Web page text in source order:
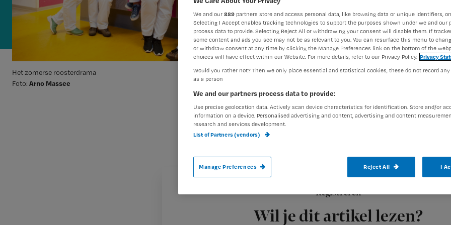
Het zomerse roosterdrama
Foto: Arno Massee
Auteur:Redactie Nursing8 juli 2010
Registreren
Wil je dit artikel lezen?
Hebben werknemers met kinderen bij de
werknemers zonder kroost? Mogen
om het personeelstekort te beperken?
verpleegkundigen zijn dit jaarlijks
We and our 889 partners store and access personal data, like browsing data or unique identifiers,
Selecting I Accept enables tracking technologies to support the purposes shown under we and our
process data to provide. Selecting Reject All or withdrawing your consent will disable them. If
some content and ads you see may not be as relevant to you. You can resurface this menu to
or withdraw consent at any time by clicking the Manage Preferences link on the bottom of the
choices will have effect within our Website. For more details, refer to our Privacy Policy. Privacy
Would you rather not? Then we only place essential and statistical cookies, these do not record
as a person
We and our partners process data to provide:
Use precise geolocation data. Actively scan device characteristics for identification. Store and/or
information on a device. Personalised advertising and content, advertising and content
research and services development.
List of Partners (vendors)
Manage Preferences Reject All I